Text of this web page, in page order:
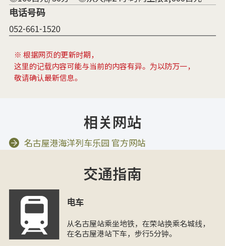
电话号码
052-661-1520
※ 根据网页的更新时期，
这里的记载内容可能与当前的内容有异。为以防万一，
敬请确认最新信息。
相关网站
名古屋港海洋列车乐园 官方网站
交通指南
电车
从名古屋站乘坐地铁，在荣站换乘名城线，
在名古屋港站下车，步行5分钟。